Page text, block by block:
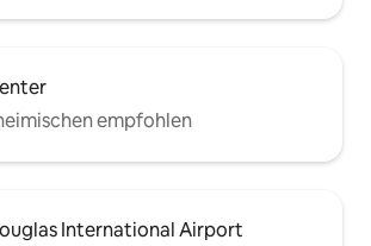
empfohlen
International Airport